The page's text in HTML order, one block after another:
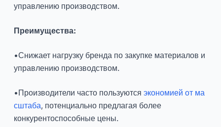
управлению производством.
Преимущества:
•Снижает нагрузку бренда по закупке материалов и
управлению производством.
•Производители часто пользуются экономией от ма
сштаба, потенциально предлагая более
конкурентоспособные цены.